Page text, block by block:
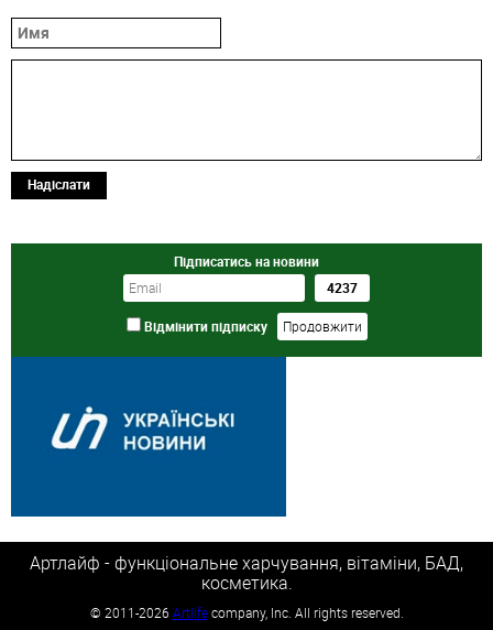
Надіслати
Підписатись на новини
Відмінити підписку
Артлайф - функціональне харчування, вітаміни, БАД,
косметика.
© 2011-2026 Artlifecompany, Inc. All rights reserved.